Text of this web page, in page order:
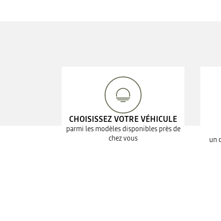
CHOISISSEZ VOTRE VÉHICULE
parmi les modèles disponibles près de
chez vous
un